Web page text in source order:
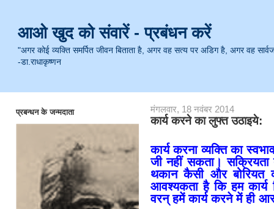
आओ खुद को संवारें - प्रबंधन करें
"अगर कोई व्यक्ति समर्पित जीवन बिताता है, अगर वह सत्य पर अडिग है, अगर वह
-डा.राधाकृष्णन
प्रबन्धन के जन्मदाता मंगलवार, 18 नवंबर 2014
कार्य करने का लुफ्त उठाइये:
कार्य करना व्यक्ति का
जी नहीं सकता। सक्रियता
थकान कैसी और बोरियत
आवश्यकता है कि हम कार्य
वरन् हमें कार्य करने में ही